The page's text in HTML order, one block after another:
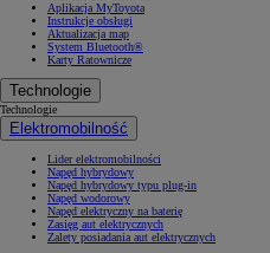
Aplikacja MyToyota
Instrukcje obsługi
Aktualizacja map
System Bluetooth®
Karty Ratownicze
Technologie
Technologie
Elektromobilność
Lider elektromobilności
Napęd hybrydowy
Napęd hybrydowy typu plug-in
Napęd wodorowy
Napęd elektryczny na baterię
Zasięg aut elektrycznych
Zalety posiadania aut elektrycznych